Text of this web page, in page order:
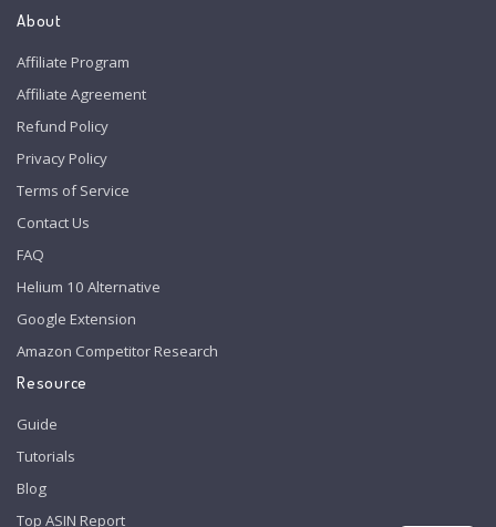
About
Affiliate Program
Affiliate Agreement
Refund Policy
Privacy Policy
Terms of Service
Contact Us
FAQ
Helium 10 Alternative
Google Extension
Amazon Competitor Research
Resource
Guide
Tutorials
Blog
Top ASIN Report